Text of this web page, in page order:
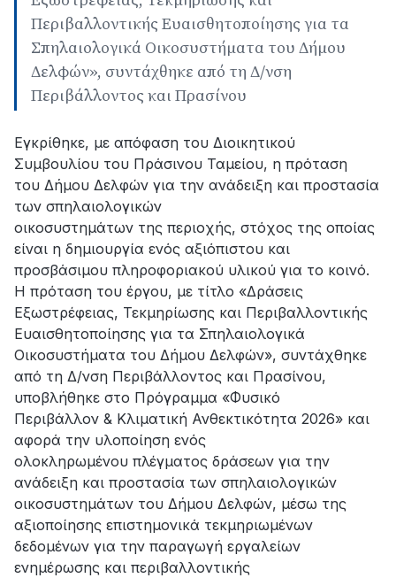
Περιβαλλοντικής Ευαισθητοποίησης για τα
Σπηλαιολογικά Οικοσυστήματα του Δήμου
Δελφών», συντάχθηκε από τη Δ/νση
Περιβάλλοντος και Πρασίνου
Εγκρίθηκε, με απόφαση του Διοικητικού
Συμβουλίου του Πράσινου Ταμείου, η πρόταση
του Δήμου Δελφών για την ανάδειξη και προστασία
των σπηλαιολογικών
οικοσυστημάτων της περιοχής, στόχος της οποίας
είναι η δημιουργία ενός αξιόπιστου και
προσβάσιμου πληροφοριακού υλικού για το κοινό.
Η πρόταση του έργου, με τίτλο «Δράσεις
Εξωστρέφειας, Τεκμηρίωσης και Περιβαλλοντικής
Ευαισθητοποίησης για τα Σπηλαιολογικά
Οικοσυστήματα του Δήμου Δελφών», συντάχθηκε
από τη Δ/νση Περιβάλλοντος και Πρασίνου,
υποβλήθηκε στο Πρόγραμμα «Φυσικό
Περιβάλλον & Κλιματική Ανθεκτικότητα 2026» και
αφορά την υλοποίηση ενός
ολοκληρωμένου πλέγματος δράσεων για την
ανάδειξη και προστασία των σπηλαιολογικών
οικοσυστημάτων του Δήμου Δελφών, μέσω της
αξιοποίησης επιστημονικά τεκμηριωμένων
δεδομένων για την παραγωγή εργαλείων
ενημέρωσης και περιβαλλοντικής